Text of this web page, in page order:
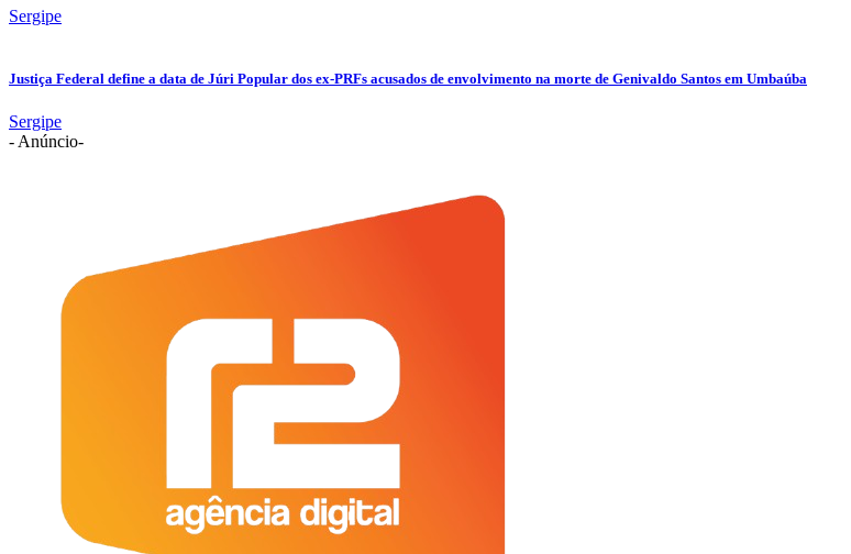
Sergipe
Justiça Federal define a data de Júri Popular dos ex-PRFs acusados de envolvimento na morte de Genivaldo Santos em Umbaúba
Sergipe
- Anúncio-